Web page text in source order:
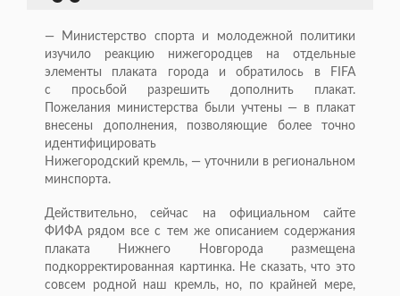
— Министерство спорта и молодежной политики
изучило реакцию нижегородцев на отдельные
элементы плаката города и обратилось в FIFA
с просьбой разрешить дополнить плакат.
Пожелания министерства были учтены — в плакат
внесены дополнения, позволяющие более точно
идентифицировать
Нижегородский кремль, — уточнили в региональном
минспорта.
Действительно, сейчас на официальном сайте
ФИФА рядом все с тем же описанием содержания
плаката Нижнего Новгорода размещена
подкорректированная картинка. Не сказать, что это
совсем родной наш кремль, но, по крайней мере,